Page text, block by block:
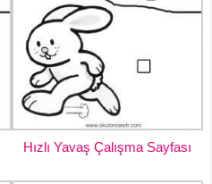
Hızlı Yavaş Çalışma Sayfası